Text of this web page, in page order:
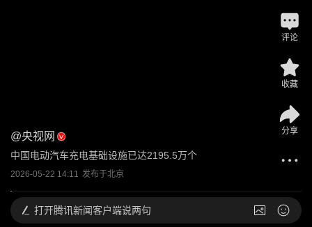
@央视网
中国电动汽车充电基础设施已达2195.5万个
2026-05-22 14:11 发布于北京
评论
收藏
分享
打开腾讯新闻客户端说两句